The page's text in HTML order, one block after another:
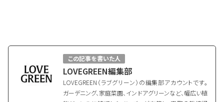
この記事を書いた人
LOVEGREEN編集部
LOVEGREEN（ラブグリーン）の編集部アカウントです。
ガーデニング、家庭菜園、インドアグリーンなど、幅広い植